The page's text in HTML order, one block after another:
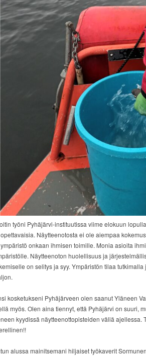
työni Pyhäjärvi-instituutissa viime elokuun
Näytteenotosta ei ole aiempaa
onkaan ihmisen toimille. Monia asioita
Näytteenoton huolellisuus ja
on selitys ja syy. Ympäristön tilaa
kosketukseni Pyhäjärveen olen saanut Yläneen
myös. Olen aina tiennyt, että Pyhäjärvi on suuri,
kyydissä näytteenottopisteiden väliä
alussa mainitsemani hiljaiset työkaverit